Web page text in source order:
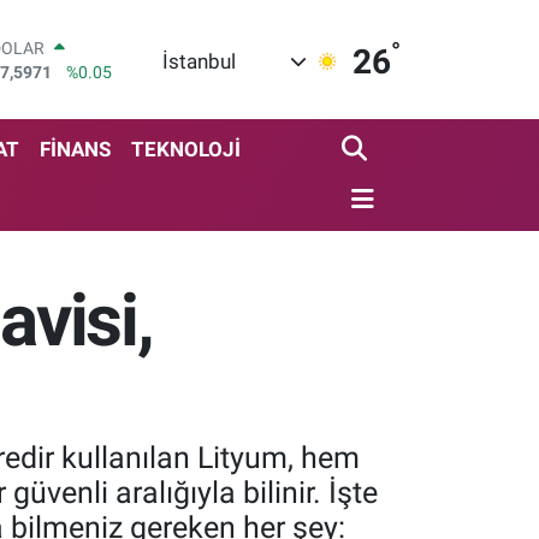
%0.05
%0.18
64.475,47
%0.66
İstanbul 26°
FİNANS TEKNOLOJİ
kullanılan Lityum, hem
aralığıyla bilinir. İşte
gereken her şey: